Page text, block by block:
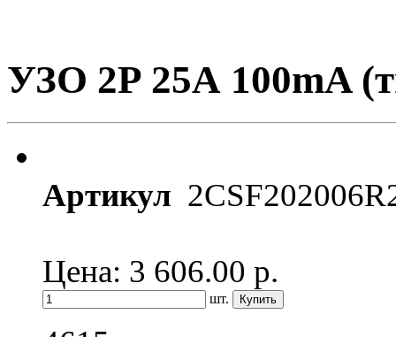
УЗО 2Р 25А 100mA
Артикул
Цена: 3 606.00 р.
шт.